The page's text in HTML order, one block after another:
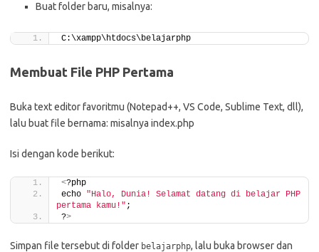
Buat folder baru, misalnya:
C:\xampp\htdocs\belajarphp
Membuat File PHP Pertama
Buka text editor favoritmu (Notepad++, VS Code, Sublime Text, dll),
lalu buat file bernama: misalnya index.php
Isi dengan kode berikut:
<?php
echo "Halo, Dunia! Selamat datang di belajar PHP
pertama kamu!" ;
?>
Simpan file tersebut di folder belajarphp, lalu buka browser dan